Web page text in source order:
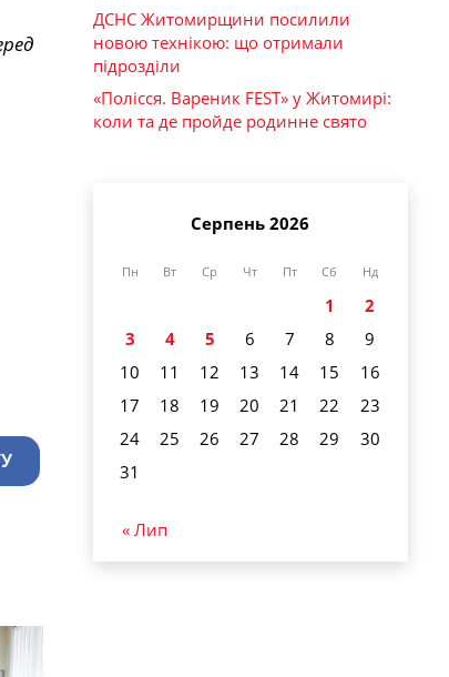
ДСНС Житомирщини посилили
новою технікою: що отримали
підрозділи
«Полісся. Вареник FEST» у Житомирі:
коли та де пройде родинне свято
Серпень 2026
Пн Вт Ср Чт Пт Сб Нд
1
2
3
4 5 6 7 8
9
10
11 12 13 14 15
16
17
18 19 20 21 22
23
24
25 26 27 28 29
30
31
« Лип